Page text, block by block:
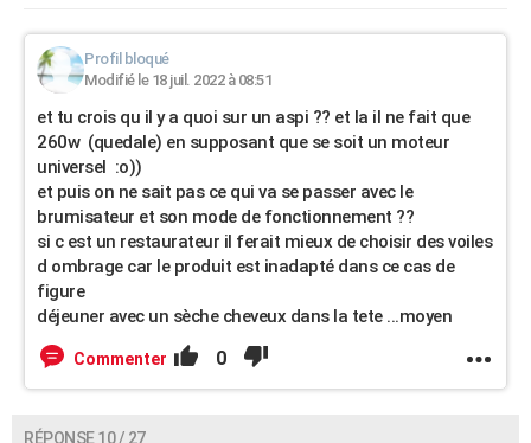
Profil bloqué
Modifié le 18 juil. 2022 à 08:51
et tu crois qu il y a quoi sur un aspi ?? et la il ne fait que
260w (quedale) en supposant que se soit un moteur
universel :o))
et puis on ne sait pas ce qui va se passer avec le
brumisateur et son mode de fonctionnement ??
si c est un restaurateur il ferait mieux de choisir des voiles
d ombrage car le produit est inadapté dans ce cas de
figure
déjeuner avec un sèche cheveux dans la tete ...moyen
Commenter 0
RÉPONSE 10 / 27